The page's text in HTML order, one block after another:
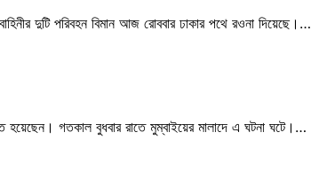
দুটি পরিবহন বিমান আজ রোববার ঢাকার পথে রওনা দিয়েছে।…
হয়েছেন। গতকাল বুধবার রাতে মুম্বাইয়ের মালাদে এ ঘটনা ঘটে।…